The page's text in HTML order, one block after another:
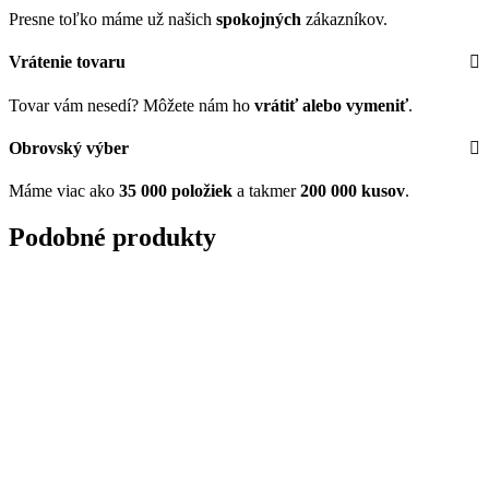
Presne toľko máme už našich spokojných zákazníkov.
Vrátenie tovaru
Tovar vám nesedí? Môžete nám ho vrátiť alebo vymeniť.
Obrovský výber
Máme viac ako 35 000 položiek a takmer200 000 kusov.
Podobné produkty